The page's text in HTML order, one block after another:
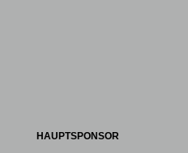
HAUPTSPONSOR